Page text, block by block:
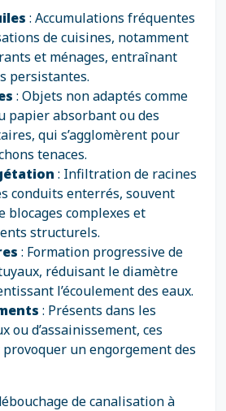
: Accumulations fréquentes
de cuisines, notamment
et ménages, entraînant
persistantes.
: Objets non adaptés comme
papier absorbant ou des
qui s’agglomèrent pour
tenaces.
: Infiltration de racines
conduits enterrés, souvent
blocages complexes et
structurels.
: Formation progressive de
réduisant le diamètre
l’écoulement des eaux.
: Présents dans les
ou d’assainissement, ces
un engorgement des
de canalisation à